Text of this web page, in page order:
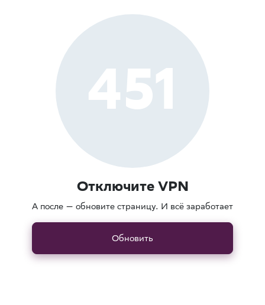
451
Отключите VPN
А после — обновите страницу. И всё заработает
Обновить